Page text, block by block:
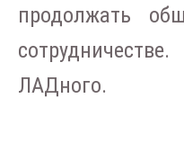
продолжать
ЛАДного.